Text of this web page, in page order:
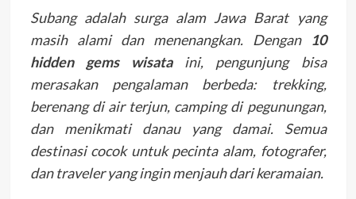
Subang adalah surga alam Jawa Barat yang
masih alami dan menenangkan. Dengan 10
hidden gems wisataini, pengunjung bisa
merasakan pengalaman berbeda: trekking,
berenang di air terjun, camping di pegunungan,
dan menikmati danau yang damai. Semua
destinasi cocok untuk pecinta alam, fotografer,
dan traveler yang ingin menjauh dari keramaian.